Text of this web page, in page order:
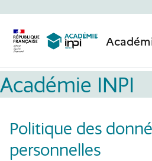
Académie INPI
Politique des
personnelles